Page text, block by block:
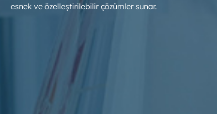
esnek ve özelleştirilebilir çözümler sunar.